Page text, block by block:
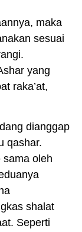
maka
sesuai
yang
raka’at,
dianggap
qashar.
sama oleh
shalat
Seperti